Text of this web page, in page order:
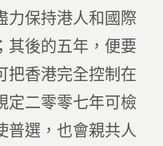
力保持港人和國際
其後的五年，便要
把香港完全控制在
定二零零七年可檢
普選，也會親共人